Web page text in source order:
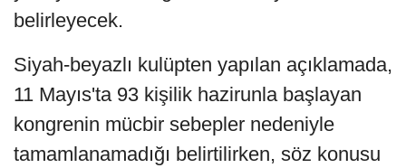
belirleyecek.
Siyah-beyazlı kulüpten yapılan açıklamada,
11 Mayıs'ta 93 kişilik hazirunla başlayan
kongrenin mücbir sebepler nedeniyle
tamamlanamadığı belirtilirken, söz konusu